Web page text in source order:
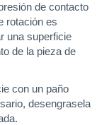
de contacto
rotación es
una superficie
de la pieza de
con un paño
desengrasela